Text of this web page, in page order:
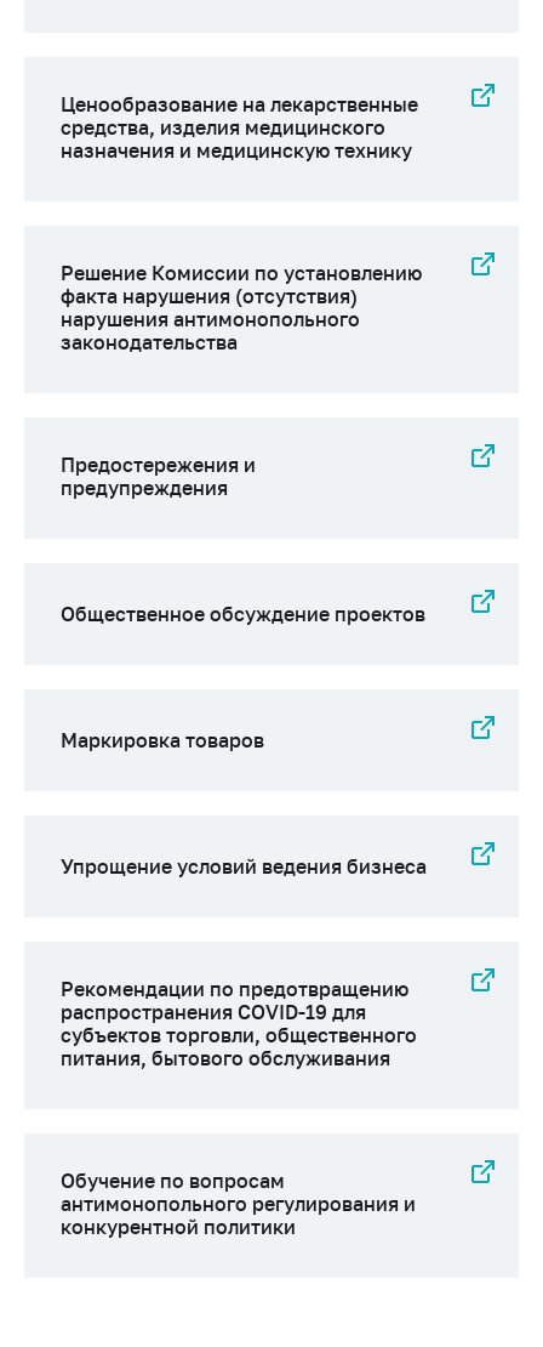
Ценообразование на лекарственные
средства, изделия медицинского
назначения и медицинскую технику
Решение Комиссии по установлению
факта нарушения (отсутствия)
нарушения антимонопольного
законодательства
Предостережения и
предупреждения
Общественное обсуждение проектов
Маркировка товаров
Упрощение условий ведения бизнеса
Рекомендации по предотвращению
распространения COVID-19 для
субъектов торговли, общественного
питания, бытового обслуживания
Обучение по вопросам
антимонопольного регулирования и
конкурентной политики